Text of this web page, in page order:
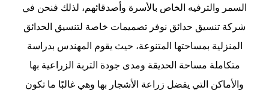
السمر والترفيه الخاص بالأسرة وأصدقائهم، لذلك فنحن في
شركة تنسيق حدائق نوفر تصميمات خاصة لتنسيق الحدائق
المنزلية بمساحتها المتنوعة، حيث يقوم المهندس بدراسة
متكاملة مساحة الحديقة ومدى جودة التربة الزراعية بها
والأماكن التي يفضل زراعة الأشجار بها وهي غالبًا ما تكون